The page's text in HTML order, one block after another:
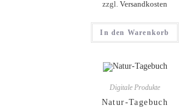
zzgl. Versandkosten
In den Warenkorb
Digitale Produkte
Natur-Tagebuch